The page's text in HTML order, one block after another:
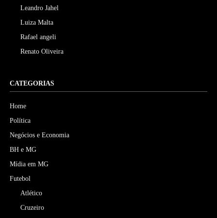
Leandro Jahel
Luiza Malta
Rafael angeli
Renato Oliveira
CATEGORIAS
Home
Política
Negócios e Economia
BH e MG
Mídia em MG
Futebol
Atlético
Cruzeiro